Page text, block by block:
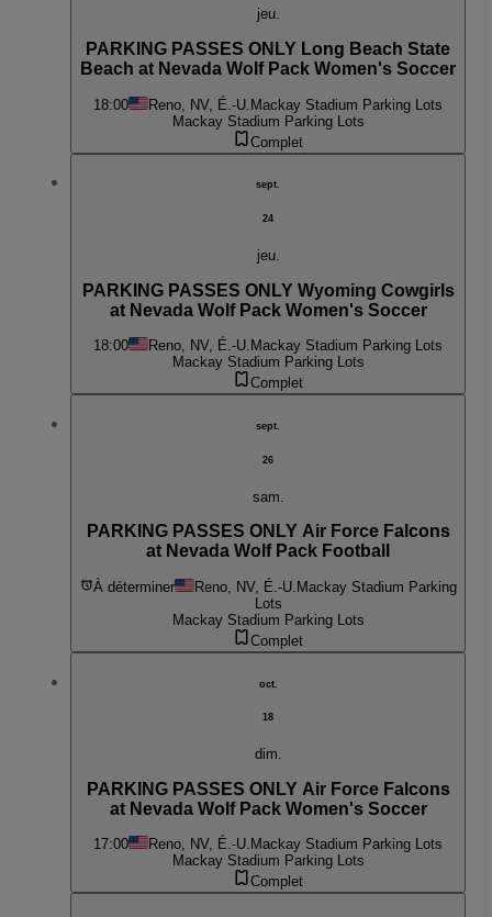
jeu.
PARKING PASSES ONLY Long Beach State
Beach at Nevada Wolf Pack Women's Soccer
18:00 Reno, NV, É.-U. Mackay Stadium Parking Lots
Mackay Stadium Parking Lots
Complet
sept.
24
jeu.
PARKING PASSES ONLY Wyoming Cowgirls
at Nevada Wolf Pack Women's Soccer
18:00 Reno, NV, É.-U. Mackay Stadium Parking Lots
Mackay Stadium Parking Lots
Complet
sept.
26
sam.
PARKING PASSES ONLY Air Force Falcons
at Nevada Wolf Pack Football
À déterminer Reno, NV, É.-U. Mackay Stadium Parking
Lots
Mackay Stadium Parking Lots
Complet
oct.
18
dim.
PARKING PASSES ONLY Air Force Falcons
at Nevada Wolf Pack Women's Soccer
17:00 Reno, NV, É.-U. Mackay Stadium Parking Lots
Mackay Stadium Parking Lots
Complet